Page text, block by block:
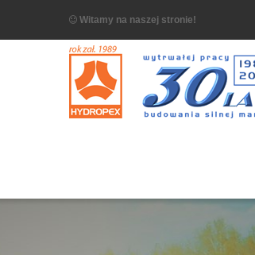
Witamy na naszej stronie!